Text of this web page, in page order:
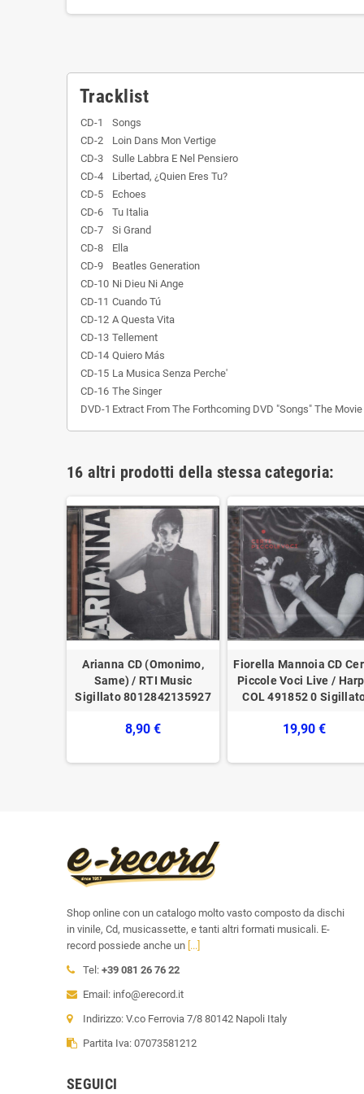
Tracklist
CD-1
Songs
CD-2
Loin Dans Mon Vertige
CD-3
Sulle Labbra E Nel Pensiero
CD-4
Libertad, ¿Quien Eres Tu?
CD-5
Echoes
CD-6
Tu Italia
CD-7
Si Grand
CD-8
Ella
CD-9
Beatles Generation
CD-10 Ni Dieu Ni Ange
CD-11 Cuando Tú
CD-12 A Questa Vita
CD-13 Tellement
CD-14 Quiero Más
CD-15 La Musica Senza Perche'
CD-16 The Singer
DVD-1 Extract From The Forthcoming DVD "Songs" The Movie
16 altri prodotti della stessa categoria:
Arianna ‎CD (Omonimo,
Same) / RTI Music
Sigillato 8012842135927
8,90 €
Fiorella Mannoia CD
Piccole Voci Live /
‎COL 491852 0
19,90 €
Shop online con un catalogo molto vasto composto da dischi
in vinile, Cd, musicassette, e tanti altri formati musicali. E-
record possiede anche un [...]
Tel: +39 081 26 76 22
Email: info@erecord.it
Indirizzo: V.co Ferrovia 7/8 80142 Napoli Italy
Partita Iva: 07073581212
SEGUICI